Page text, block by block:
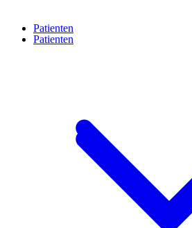
Patienten
Patienten